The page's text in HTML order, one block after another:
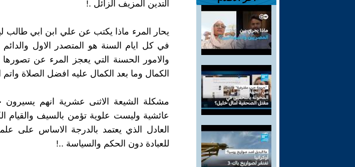
التدين المزيف الزائل .!
يحار المرء ماذا يكتب عن علي ابن ابي
في كل ايام السنة هو المتصدر الاول
والامور الحسنة التي يعجز المرء عن
الكمال وما بعد الكمال عليه افضل الصلاة واتم
مشكلة الشيعة الاثنى عشرية انهم
عائشية وليست علوية تؤمن بالسيف والقيام
العادل الذي يعتمد بالدرجة الاساس على
للعبادة دون الحكم والسياسة ..!